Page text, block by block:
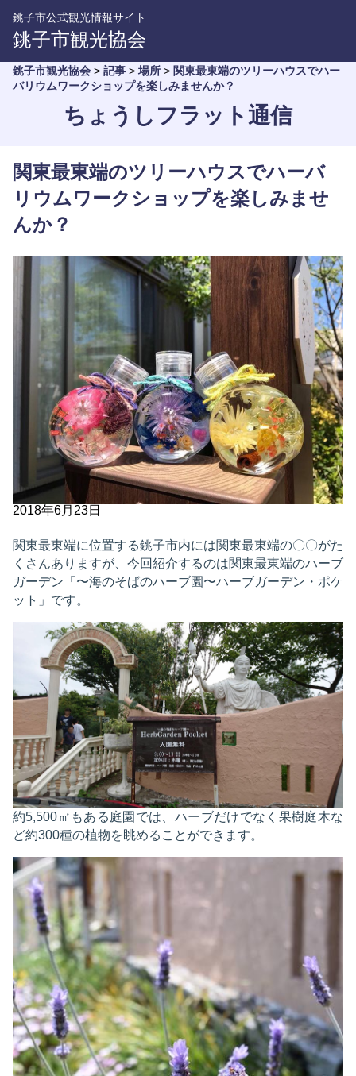
銚子市公式観光情報サイト
銚子市観光協会
銚子市観光協会 > 記事 > 場所 > 関東最東端のツリーハウスでハー
バリウムワークショップを楽しみませんか？
ちょうしフラット通信
関東最東端のツリーハウスでハーバ
リウムワークショップを楽しみませ
んか？
2018年6月23日
関東最東端に位置する銚子市内には関東最東端の〇〇がた
くさんありますが、今回紹介するのは関東最東端のハーブ
ガーデン「〜海のそばのハーブ園〜ハーブガーデン・ポケ
ット」です。
約5,500㎡もある庭園では、ハーブだけでなく果樹庭木な
ど約300種の植物を眺めることができます。